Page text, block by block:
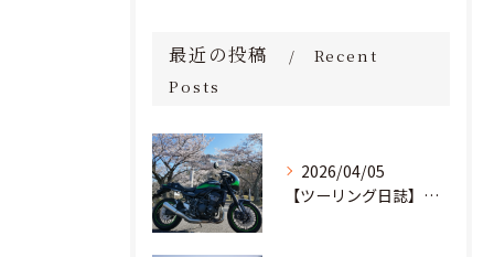
最近の投稿
Recent
Posts
2026/04/05
【ツーリング日誌】桜満開！茨城の里山を駆け抜け、愛宕神社へ